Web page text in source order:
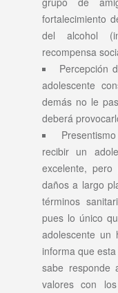
fortalecimiento
del alcohol
recompensa
Percepción
adolescente
demás no le
deberá
recibir un
excelente,
daños a largo
términos
pues lo único
adolescente un
informa que
sabe responde
valores con